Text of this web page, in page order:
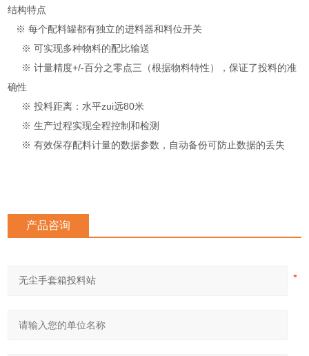
结构特点
※ 每个配料罐都有独立的进料器和料位开关
※ 可实现多种物料的配比输送
※ 计量精度+/-百分之零点三（根据物料特性），保证了投料的准
确性
※ 投料距离：水平zui远80米
※ 生产过程实现全程控制和检测
※ 有效保存配料计量的数据参数，自动备份可防止数据的丢失
产品咨询